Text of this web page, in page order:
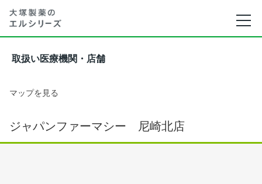
取扱い医療機関・店舗
マップを見る
ジャパンファーマシー 尼崎北店